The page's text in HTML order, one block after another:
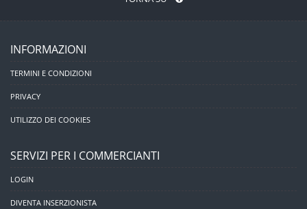
INFORMAZIONI
TERMINI E CONDIZIONI
PRIVACY
UTILIZZO DEI COOKIES
SERVIZI PER I COMMERCIANTI
LOGIN
DIVENTA INSERZIONISTA